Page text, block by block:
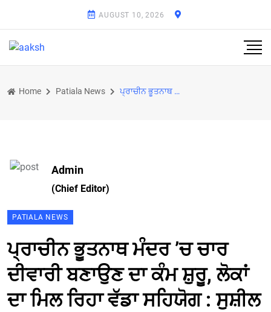
AUGUST 10, 2026
Home Patiala News ਪ੍ਰਾਚੀਨ ਭੂਤਨਾਥ ਮੰਦਰ ’ਚ ਚਾਰ ਦੀਵਾਰੀ ਬਣਾਉਣ ਦਾ ਕੰਮ ਸ਼ੁਰੂ, ਲੋਕਾਂ ਦਾ ਮਿਲ ਰਿਹਾ ਵੱਡਾ ਸਹਿਯੋਗ : ਸੁਸ਼ੀਲ ਨਈਅਰ
Admin
(Chief Editor)
PATIALA NEWS
ਪ੍ਰਾਚੀਨ ਭੂਤਨਾਥ ਮੰਦਰ ’ਚ ਚਾਰ
ਦੀਵਾਰੀ ਬਣਾਉਣ ਦਾ ਕੰਮ ਸ਼ੁਰੂ, ਲੋਕਾਂ
ਦਾ ਮਿਲ ਰਿਹਾ ਵੱਡਾ ਸਹਿਯੋਗ : ਸੁਸ਼ੀਲ